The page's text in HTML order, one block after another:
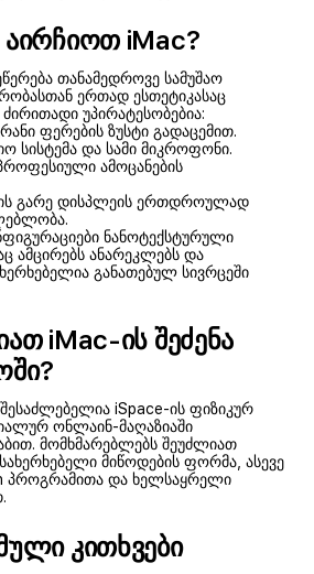
iMac?
თანამედროვე სამუშაო
ერთად ესთეტიკასაც
უპირატესობებია:
ფერების ზუსტი გადაცემით.
სისტემა და სამი მიკროფონი.
ამოცანების
გარე დისპლეის ერთდროულად
ნანოტექსტურული
ამცირებს ანარეკლებს და
განათებულ სივრცეში
iMac-ის შეძენა
შესაძლებელია iSpace-ის ფიზიკურ
ონლაინ-მაღაზიაში
მომხმარებლებს შეუძლიათ
მიწოდების ფორმა, ასევე
პროგრამითა და ხელსაყრელი
კითხვები